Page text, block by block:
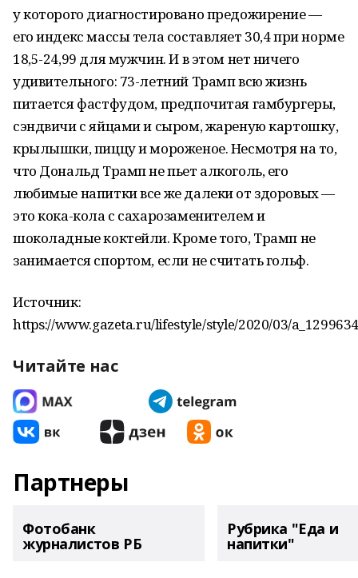
у которого диагностировано предожирение —
его индекс массы тела составляет 30,4 при норме
18,5-24,99 для мужчин. И в этом нет ничего
удивительного: 73-летний Трамп всю жизнь
питается фастфудом, предпочитая гамбургеры,
сэндвичи с яйцами и сыром, жареную картошку,
крылышки, пиццу и мороженое. Несмотря на то,
что Дональд Трамп не пьет алкоголь, его
любимые напитки все же далеки от здоровых —
это кока-кола с сахарозаменителем и
шоколадные коктейли. Кроме того, Трамп не
занимается спортом, если не считать гольф.
Источник:
https://www.gazeta.ru/lifestyle/style/2020/03/
Читайте нас
Партнеры
Фотобанк
журналистов РБ
Рубрика "Еда и
напитки"